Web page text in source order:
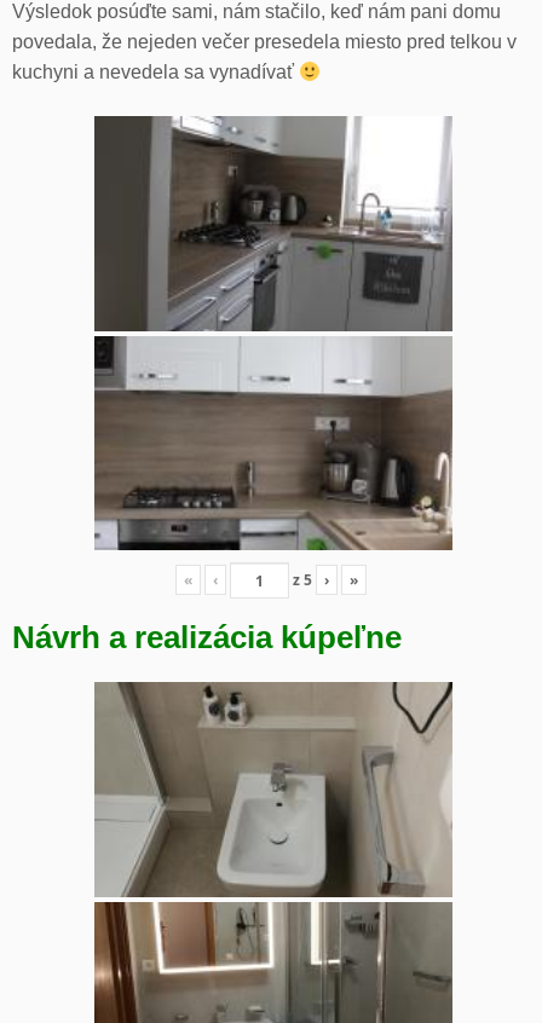
Výsledok posúďte sami, nám stačilo, keď nám pani domu
povedala, že nejeden večer presedela miesto pred telkou v
kuchyni a nevedela sa vynadívať
« ‹ z5 › »
Návrh a realizácia kúpeľne